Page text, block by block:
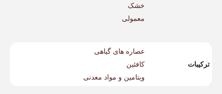
خشک
معمولی
ترکیبات
عصاره های گیاهی
کافئین
ویتامین و مواد معدنی